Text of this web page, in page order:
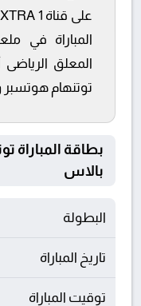
المباراة في
المعلق الرياضى
توتنهام
بالاس
البطولة
تاريخ المباراة
توقيت المباراة